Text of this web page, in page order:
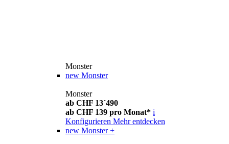
Monster
new Monster
Monster
ab CHF 13´490
ab CHF 139 pro Monat* i
Konfigurieren Mehr entdecken
new Monster +